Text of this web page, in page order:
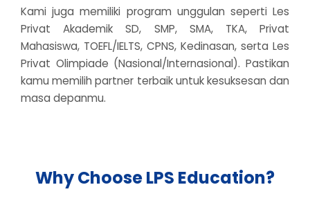
Kami juga memiliki program unggulan seperti Les
Privat Akademik SD, SMP, SMA, TKA, Privat
Mahasiswa, TOEFL/IELTS, CPNS, Kedinasan, serta Les
Privat Olimpiade (Nasional/Internasional). Pastikan
kamu memilih partner terbaik untuk kesuksesan dan
masa depanmu.
Why Choose LPS Education?